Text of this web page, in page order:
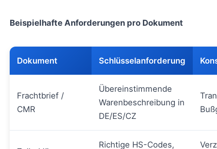
Beispielhafte Anforderungen pro Dokument
Dokument Schlüsselanforderung
Frachtbrief /
CMR
Übereinstimmende
Warenbeschreibung in
DE/ES/CZ
Richtige HS-Codes,